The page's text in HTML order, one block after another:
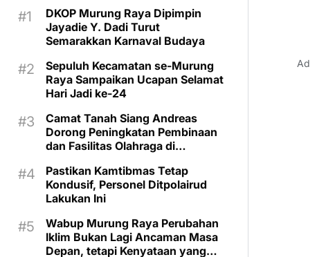
DKOP Murung Raya Dipimpin
Jayadie Y. Dadi Turut
Semarakkan Karnaval Budaya
Sepuluh Kecamatan se-Murung
Raya Sampaikan Ucapan Selamat
Hari Jadi ke-24
Camat Tanah Siang Andreas
Dorong Peningkatan Pembinaan
dan Fasilitas Olahraga di
Pastikan Kamtibmas Tetap
Kondusif, Personel Ditpolairud
Lakukan Ini
Wabup Murung Raya Perubahan
Iklim Bukan Lagi Ancaman Masa
Depan, tetapi Kenyataan yang
Ad